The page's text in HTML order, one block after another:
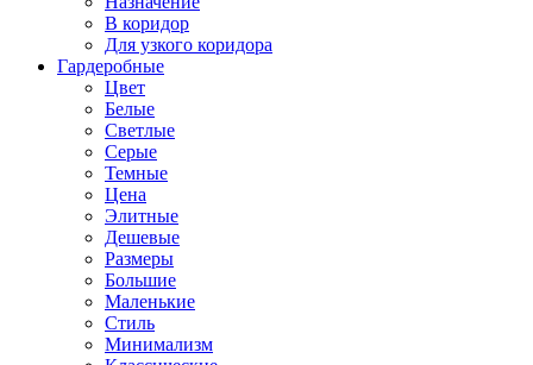
В коридор
Для узкого коридора
Гардеробные
Цвет
Белые
Светлые
Серые
Темные
Цена
Элитные
Дешевые
Размеры
Большие
Маленькие
Стиль
Минимализм